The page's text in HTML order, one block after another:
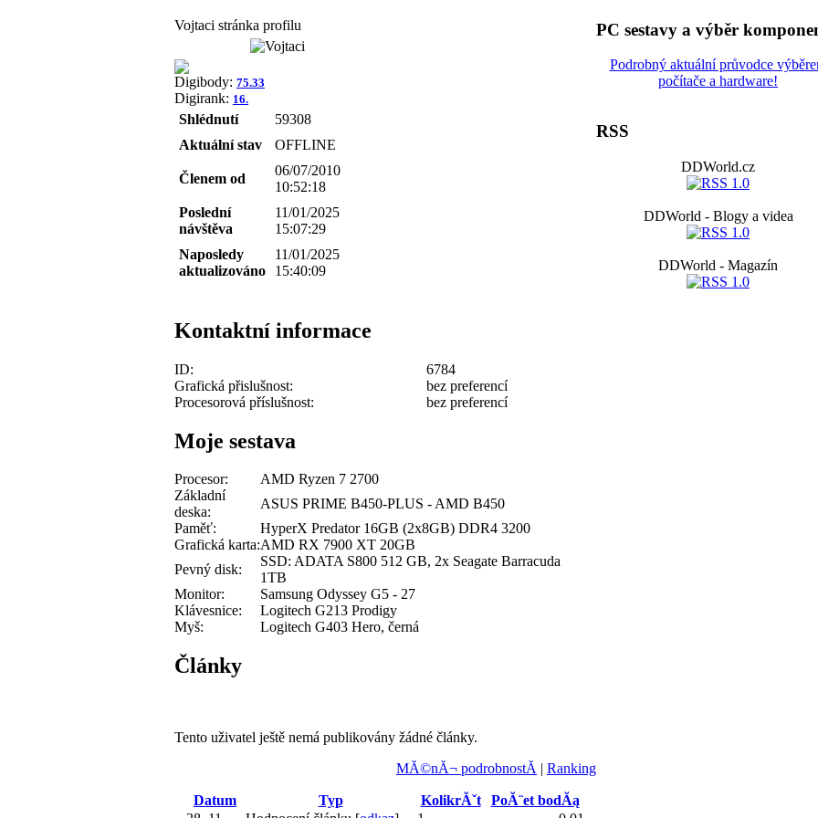
Vojtaci stránka profilu
Digibody: 75.33
Digirank: 16.
Shlédnutí
59308
Aktuální stav
OFFLINE
Členem od
06/07/2010
10:52:18
Poslední
návštěva
11/01/2025
15:07:29
Naposledy
aktualizováno
11/01/2025
15:40:09
Kontaktní informace
ID:
6784
Grafická přislušnost:
bez preferencí
Procesorová příslušnost:
bez preferencí
Moje sestava
Procesor:
AMD Ryzen 7 2700
Základní
deska:
ASUS PRIME B450-PLUS - AMD B450
Paměť:
HyperX Predator 16GB (2x8GB) DDR4 3200
Grafická karta:AMD RX 7900 XT 20GB
Pevný disk:
SSD: ADATA S800 512 GB, 2x Seagate Barracuda
1TB
Monitor:
Samsung Odyssey G5 - 27
Klávesnice:
Logitech G213 Prodigy
Myš:
Logitech G403 Hero, černá
Články
Tento uživatel ještě nemá publikovány žádné články.
MĂ©nĂ¬ podrobnostĂ­ | Ranking
Datum Typ KolikrĂˇt
PoĂ¨et bodĂą
PC sestavy a výběr
Podrobný aktuální průvodce
počítače a hardware!
RSS
DDWorld.cz
DDWorld - Blogy a videa
DDWorld - Magazín